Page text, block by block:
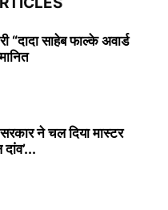
“दादा साहेब फाल्के अवार्ड
ने चल दिया मास्टर